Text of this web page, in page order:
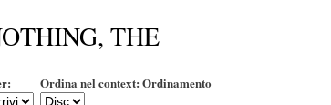
THE
Ordina nel context: Ordinamento